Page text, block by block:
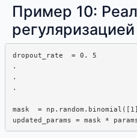
Пример 10:
dropout_rate  = 0. 5
.
.
.
mask  =